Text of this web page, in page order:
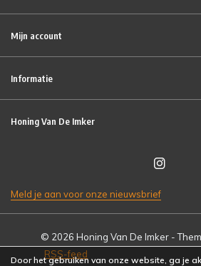
Mijn account
Informatie
Honing Van De Imker
Meld je aan voor onze nieuwsbrief
© 2026 Honing Van De Imker -
RSS-feed
Door het gebruiken van onze website, ga je